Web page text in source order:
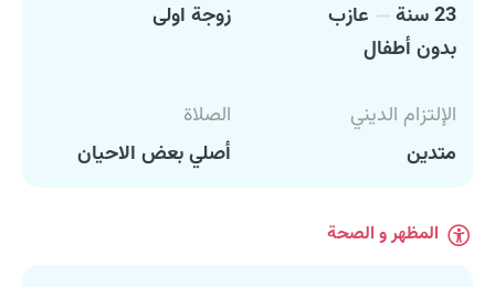
23 سنة
عازب
بدون أطفال
زوجة اولى
الإلتزام الديني
متدين
الصلاة
أصلي بعض الاحيان
المظهر و الصحة